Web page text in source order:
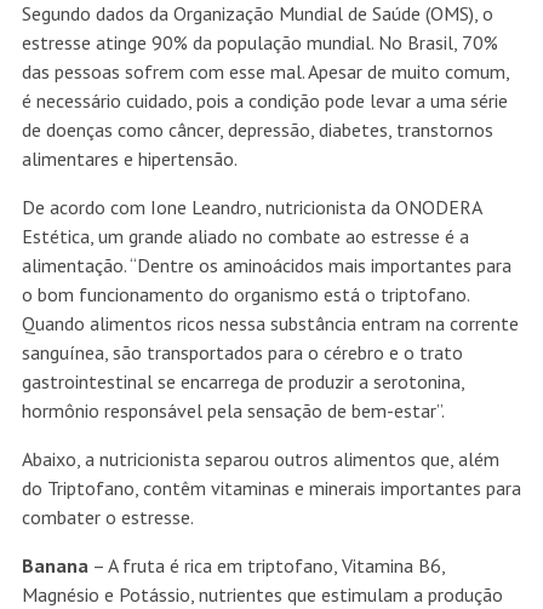
Segundo dados da Organização Mundial de Saúde (OMS), o
estresse atinge 90% da população mundial. No Brasil, 70%
das pessoas sofrem com esse mal. Apesar de muito comum,
é necessário cuidado, pois a condição pode levar a uma série
de doenças como câncer, depressão, diabetes, transtornos
alimentares e hipertensão.
De acordo com Ione Leandro, nutricionista da ONODERA
Estética, um grande aliado no combate ao estresse é a
alimentação. “Dentre os aminoácidos mais importantes para
o bom funcionamento do organismo está o triptofano.
Quando alimentos ricos nessa substância entram na corrente
sanguínea, são transportados para o cérebro e o trato
gastrointestinal se encarrega de produzir a serotonina,
hormônio responsável pela sensação de bem-estar”.
Abaixo, a nutricionista separou outros alimentos que, além
do Triptofano, contêm vitaminas e minerais importantes para
combater o estresse.
Banana– A fruta é rica em triptofano, Vitamina B6,
Magnésio e Potássio, nutrientes que estimulam a produção